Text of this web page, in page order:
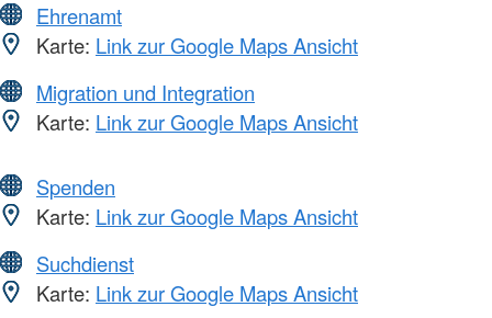
Ehrenamt
Karte: Link zur Google Maps Ansicht
Migration und Integration
Karte: Link zur Google Maps Ansicht
Spenden
Karte: Link zur Google Maps Ansicht
Suchdienst
Karte: Link zur Google Maps Ansicht